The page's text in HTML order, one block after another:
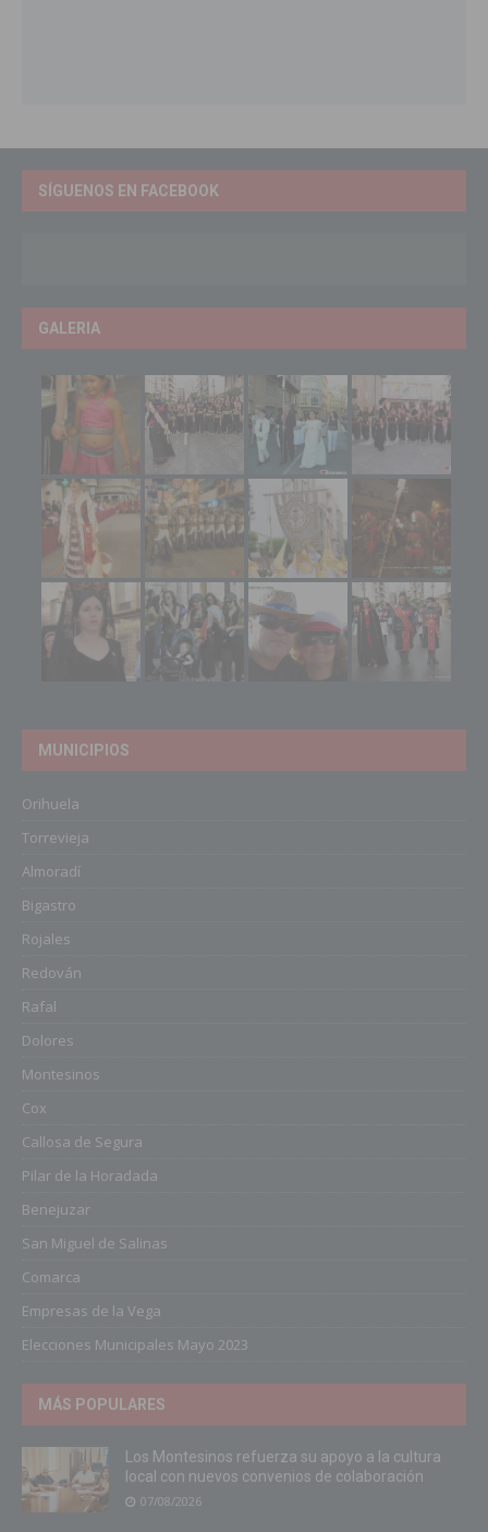
SÍGUENOS EN FACEBOOK
GALERIA
MUNICIPIOS
Orihuela
Torrevieja
Almoradí
Bigastro
Rojales
Redován
Rafal
Dolores
Montesinos
Cox
Callosa de Segura
Pilar de la Horadada
Benejuzar
San Miguel de Salinas
Comarca
Empresas de la Vega
Elecciones Municipales Mayo 2023
MÁS POPULARES
Los Montesinos refuerza su apoyo a la cultura
local con nuevos convenios de colaboración
07/08/2026